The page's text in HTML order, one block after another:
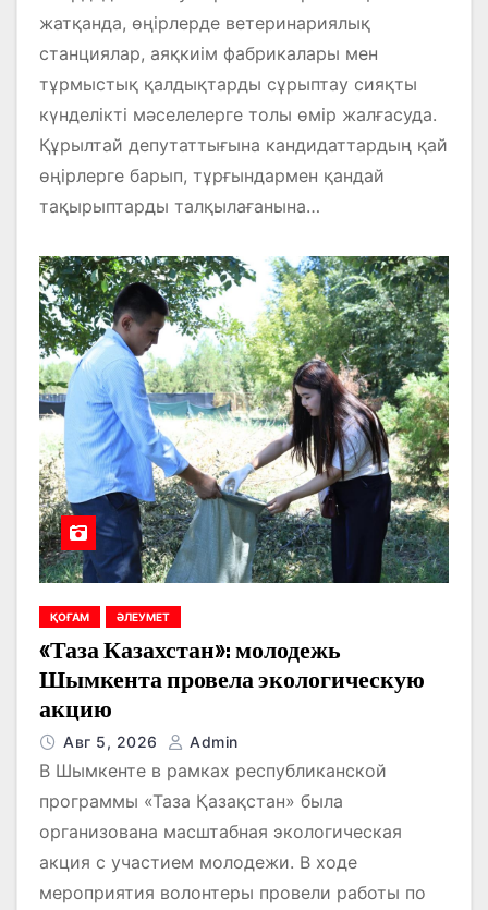
СТУДЕНТТЕРМЕН НЕ ТУРАЛЫ
СӨЙЛЕСТІ?
жатқанда, өңірлерде ветеринариялық
станциялар, аяқкиім фабрикалары мен
тұрмыстық қалдықтарды сұрыптау сияқты
күнделікті мәселелерге толы өмір жалғасуда.
Құрылтай депутаттығына кандидаттардың қай
өңірлерге барып, тұрғындармен қандай
тақырыптарды талқылағанына…
ҚОҒАМ ӘЛЕУМЕТ
«Таза Казахстан»: молодежь
Шымкента провела экологическую
акцию
Авг 5, 2026 Admin
В Шымкенте в рамках республиканской
программы «Таза Қазақстан» была
организована масштабная экологическая
акция с участием молодежи. В ходе
мероприятия волонтеры провели работы по